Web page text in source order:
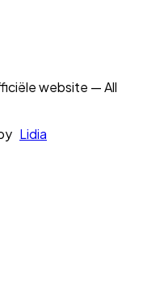
website — All
Lidia